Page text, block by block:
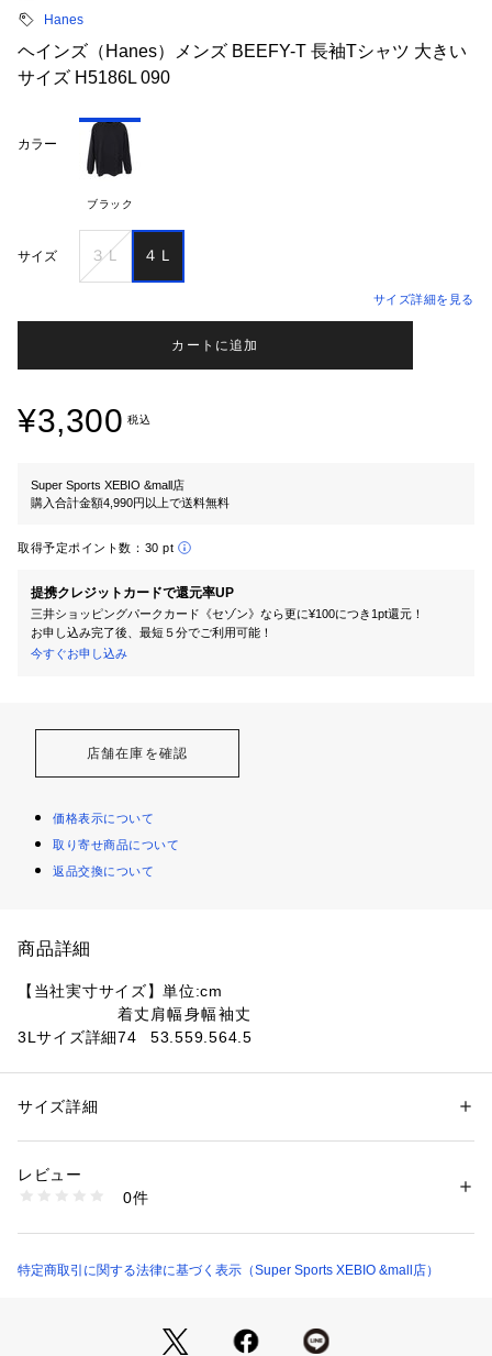
Hanes
ヘインズ（Hanes）メンズ BEEFY-T 長袖Tシャツ 大きい
サイズ H5186L 090
カラー
ブラック
サイズ ３Ｌ ４Ｌ
サイズ詳細を見る
カートに追加
¥3,300 税込
Super Sports XEBIO &mall店
購入合計金額4,990円以上で送料無料
取得予定ポイント数： 30 pt
提携クレジットカードで還元率UP
三井ショッピングパークカード《セゾン》なら更に¥100につき1pt還元！
お申し込み完了後、最短５分でご利用可能！
今すぐお申し込み
店舗在庫を確認
価格表示について
取り寄せ商品について
返品交換について
商品詳細
【当社実寸サイズ】単位:cm
着丈 肩幅身幅袖丈
3Lサイズ詳細74 53.559.564.5
異なる場合が御座います。
●サイズ:【3Lサイズ】胸囲108～116cm 身長180～190cm 【4
●ヘビーウェイト(肉厚)生地のため丈夫で長持ち、洗いこんで
ど肌に馴染む風合いは、BEEFY-Tならではの快適性を発揮しま
性別：メンズ
ファッション
10765896401 （ショップ）
サイズ詳細
レビュー
0件
特定商取引に関する法律に基づく表示（Super Sports XEBIO &mall店）